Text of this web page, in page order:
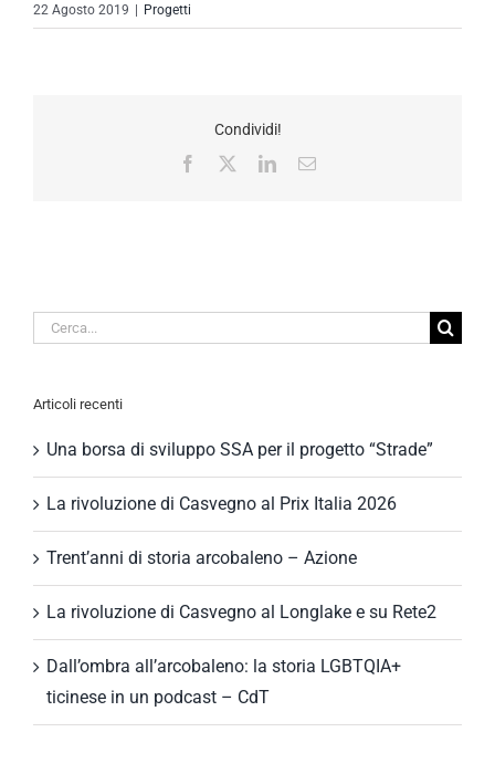
22 Agosto 2019 | Progetti
Condividi!
Facebook
LinkedInEmail
Cerca
Articoli recenti
Una borsa di sviluppo SSA per il progetto “Strade”
La rivoluzione di Casvegno al Prix Italia 2026
Trent’anni di storia arcobaleno – Azione
La rivoluzione di Casvegno al Longlake e su Rete2
Dall’ombra all’arcobaleno: la storia LGBTQIA+
ticinese in un podcast – CdT